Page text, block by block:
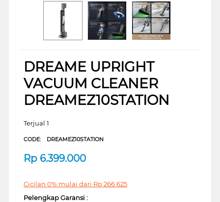
DREAME UPRIGHT
VACUUM CLEANER
DREAMEZ10STATION
Terjual 1
CODE: DREAMEZ10STATION
Rp 6.399.000
Cicilan 0% mulai dari Rp266.625
Pelengkap Garansi :